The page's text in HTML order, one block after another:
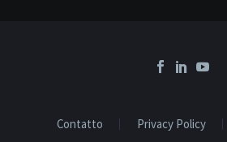
Contatto Privacy Policy